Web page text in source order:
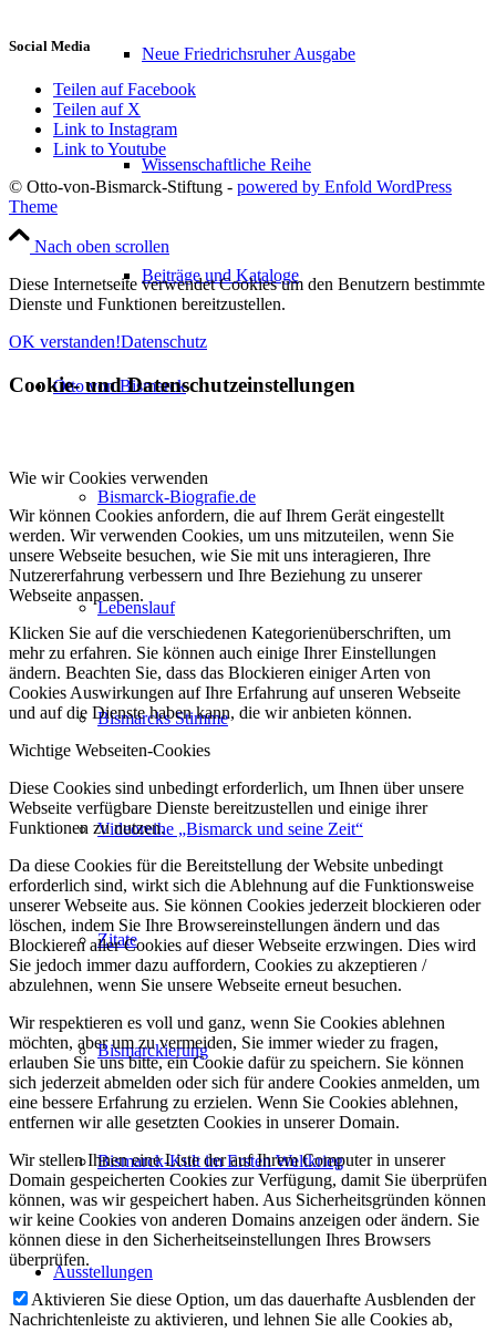
Neue Friedrichsruher Ausgabe
Wissenschaftliche Reihe
Beiträge und Kataloge
Otto von Bismarck
Bismarck-Biografie.de
Lebenslauf
Bismarcks Stimme
Videoreihe „Bismarck und seine Zeit“
Zitate
Bismarckierung
Bismarck-Kult im Ersten Weltkrieg
Ausstellungen
Social Media
Teilen auf Facebook
Teilen auf X
Link to Instagram
Link to Youtube
© Otto-von-Bismarck-Stiftung - powered by Enfold WordPress
Theme
Nach oben scrollen
Diese Internetseite verwendet Cookies um den Benutzern bestimmte
Dienste und Funktionen bereitzustellen.
OK verstanden!Datenschutz
Cookie- und Datenschutzeinstellungen
Wie wir Cookies verwenden
Wir können Cookies anfordern, die auf Ihrem Gerät eingestellt
werden. Wir verwenden Cookies, um uns mitzuteilen, wenn Sie
unsere Webseite besuchen, wie Sie mit uns interagieren, Ihre
Nutzererfahrung verbessern und Ihre Beziehung zu unserer
Webseite anpassen.
Klicken Sie auf die verschiedenen Kategorienüberschriften, um
mehr zu erfahren. Sie können auch einige Ihrer Einstellungen
ändern. Beachten Sie, dass das Blockieren einiger Arten von
Cookies Auswirkungen auf Ihre Erfahrung auf unseren Webseite
und auf die Dienste haben kann, die wir anbieten können.
Wichtige Webseiten-Cookies
Diese Cookies sind unbedingt erforderlich, um Ihnen über unsere
Webseite verfügbare Dienste bereitzustellen und einige ihrer
Funktionen zu nutzen.
Da diese Cookies für die Bereitstellung der Website unbedingt
erforderlich sind, wirkt sich die Ablehnung auf die Funktionsweise
unserer Webseite aus. Sie können Cookies jederzeit blockieren oder
löschen, indem Sie Ihre Browsereinstellungen ändern und das
Blockieren aller Cookies auf dieser Webseite erzwingen. Dies wird
Sie jedoch immer dazu auffordern, Cookies zu akzeptieren /
abzulehnen, wenn Sie unsere Webseite erneut besuchen.
Wir respektieren es voll und ganz, wenn Sie Cookies ablehnen
möchten, aber um zu vermeiden, Sie immer wieder zu fragen,
erlauben Sie uns bitte, ein Cookie dafür zu speichern. Sie können
sich jederzeit abmelden oder sich für andere Cookies anmelden, um
eine bessere Erfahrung zu erzielen. Wenn Sie Cookies ablehnen,
entfernen wir alle gesetzten Cookies in unserer Domain.
Wir stellen Ihnen eine Liste der auf Ihrem Computer in unserer
Domain gespeicherten Cookies zur Verfügung, damit Sie überprüfen
können, was wir gespeichert haben. Aus Sicherheitsgründen können
wir keine Cookies von anderen Domains anzeigen oder ändern. Sie
können diese in den Sicherheitseinstellungen Ihres Browsers
überprüfen.
Aktivieren Sie diese Option, um das dauerhafte Ausblenden der
Nachrichtenleiste zu aktivieren, und lehnen Sie alle Cookies ab,